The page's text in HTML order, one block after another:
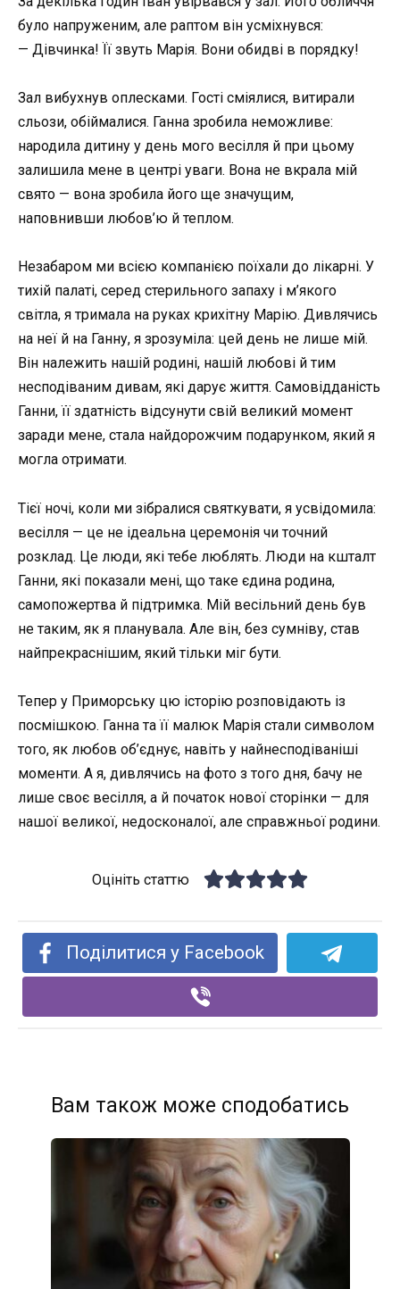
було напруженим, але раптом він усміхнувся:
— Дівчинка! Її звуть Марія. Вони обидві в порядку!
Зал вибухнув оплесками. Гості сміялися, витирали
сльози, обіймалися. Ганна зробила неможливе:
народила дитину у день мого весілля й при цьому
залишила мене в центрі уваги. Вона не вкрала мій
свято — вона зробила його ще значущим,
наповнивши любов’ю й теплом.
Незабаром ми всією компанією поїхали до лікарні. У
тихій палаті, серед стерильного запаху і м’якого
світла, я тримала на руках крихітну Марію. Дивлячись
на неї й на Ганну, я зрозуміла: цей день не лише мій.
Він належить нашій родині, нашій любові й тим
несподіваним дивам, які дарує життя. Самовідданість
Ганни, її здатність відсунути свій великий момент
заради мене, стала найдорожчим подарунком, який я
могла отримати.
Тієї ночі, коли ми зібралися святкувати, я усвідомила:
весілля — це не ідеальна церемонія чи точний
розклад. Це люди, які тебе люблять. Люди на кшталт
Ганни, які показали мені, що таке єдина родина,
самопожертва й підтримка. Мій весільний день був
не таким, як я планувала. Але він, без сумніву, став
найпрекраснішим, який тільки міг бути.
Тепер у Приморську цю історію розповідають із
посмішкою. Ганна та її малюк Марія стали символом
того, як любов об’єднує, навіть у найнесподіваніші
моменти. А я, дивлячись на фото з того дня, бачу не
лише своє весілля, а й початок нової сторінки — для
нашої великої, недосконалої, але справжньої родини.
Оцініть статтю
Поділитися у Facebook
Вам також може сподобатись